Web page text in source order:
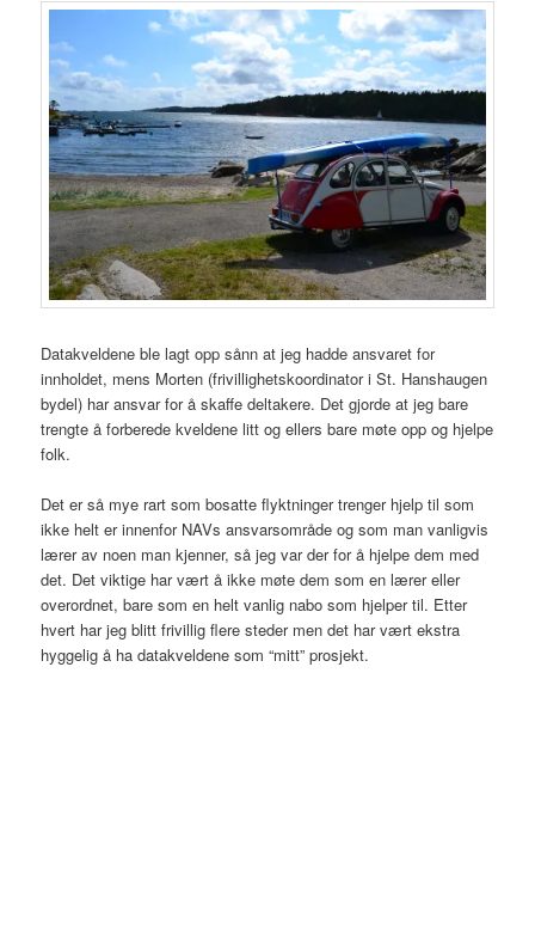
Datakveldene ble lagt opp sånn at jeg hadde ansvaret for
innholdet, mens Morten (frivillighetskoordinator i St. Hanshaugen
bydel) har ansvar for å skaffe deltakere. Det gjorde at jeg bare
trengte å forberede kveldene litt og ellers bare møte opp og hjelpe
folk.
Det er så mye rart som bosatte flyktninger trenger hjelp til som
ikke helt er innenfor NAVs ansvarsområde og som man vanligvis
lærer av noen man kjenner, så jeg var der for å hjelpe dem med
det. Det viktige har vært å ikke møte dem som en lærer eller
overordnet, bare som en helt vanlig nabo som hjelper til. Etter
hvert har jeg blitt frivillig flere steder men det har vært ekstra
hyggelig å ha datakveldene som “mitt” prosjekt.